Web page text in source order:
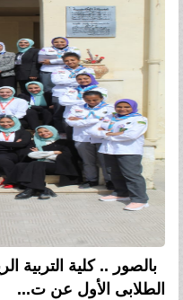
بالصور .. كلية التربية
الطلابى الأول عن ت...